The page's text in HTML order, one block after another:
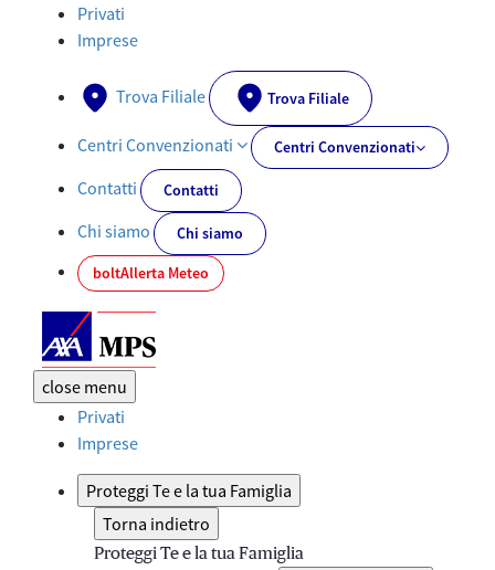
Carta degli Impegni | AXA MPS - AXA-MPS.IT
Privati
Imprese
Trova Filiale Trova Filiale
Centri Convenzionati Centri Convenzionati
Contatti Contatti
Chi siamo
Chi siamo
boltAllerta Meteo
close menu
Privati
Imprese
Proteggi Te e la tua Famiglia
Torna indietro
Proteggi Te e la tua Famiglia